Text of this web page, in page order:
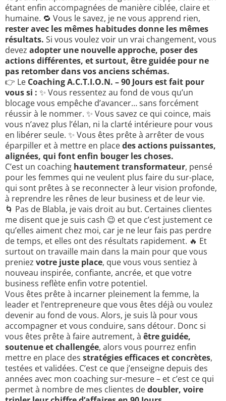
étant enfin accompagnées de manière ciblée, claire et
humaine. 🔁 Vous le savez, je ne vous apprend rien,
rester avec les mêmes habitudes donne les mêmes
résultats. Si vous voulez voir un vrai changement, vous
devez adopter une nouvelle approche, poser des
actions différentes, et surtout, être guidée pour ne
pas retomber dans vos anciens schémas.
👉 Le Coaching A.C.T.I.O.N. – 90 Jours est fait pour
vous si : ✨ Vous ressentez au fond de vous qu’un
blocage vous empêche d’avancer… sans forcément
réussir à le nommer. ✨ Vous savez ce qui coince, mais
vous n’avez plus l’élan, ni la clarté intérieure pour vous
en libérer seule. ✨ Vous êtes prête à arrêter de vous
éparpiller et à mettre en placedes actions puissantes,
alignées, qui font enfin bouger les choses.
C’est un coaching hautement transformateur, pensé
pour les femmes qui ne veulent plus faire du sur-place,
qui sont prêtes à se reconnecter à leur vision profonde,
à reprendre les rênes de leur business et de leur vie.
🌀 Pas de Blabla, je vais droit au but. Certaines clientes
me disent que je suis cash 😉 et que c’est justement ce
qu’elles aiment chez moi, car je ne leur fais pas perdre
de temps, et elles ont des résultats rapidement. 🔥 Et
surtout on travaille main dans la main pour que vous
preniez votre juste place, que vous vous sentiez à
nouveau inspirée, confiante, ancrée, et que votre
business reflète enfin votre potentiel.
Vous êtes prête à incarner pleinement la femme, la
leader et l’entrepreneure que vous êtes déjà ou voulez
devenir au fond de vous. Alors, je suis là pour vous
accompagner et vous conduire, sans détour. Donc si
vous êtes prête à faire autrement, à être guidée,
soutenue et challengée, alors vous pourrez enfin
mettre en place des stratégies efficaces et concrètes,
testées et validées. C’est ce que j’enseigne depuis des
années avec mon coaching sur-mesure – et c’est ce qui
permet à nombre de mes clientes dedoubler, voire